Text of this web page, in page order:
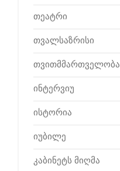
თეატრი
თვალსაზრისი
თვითმმართველობა
ინტერვიუ
ისტორია
იუბილე
კაბინეტს მიღმა